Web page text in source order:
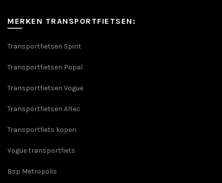
MERKEN TRANSPORTFIETSEN:
Transportfietsen Spirit
Transportfietsen Popal
Transportfietsen Vogue
Transportfietsen Altec
Transportfiets kopen
Vogue transportfiets
Bsp Metropolis